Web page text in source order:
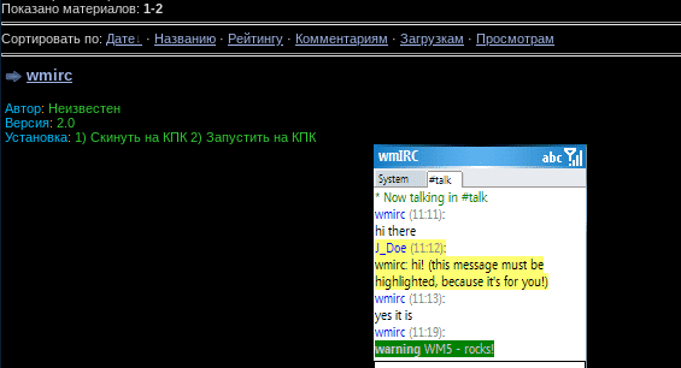
Показано материалов: 1-2
Сортировать по: Дате · Названию · Рейтингу · Комментариям · Загрузкам · Просмотрам
wmirc
Автор: Неизвестен
Версия: 2.0
Установка: 1) Скинуть на КПК 2) Запустить на КПК